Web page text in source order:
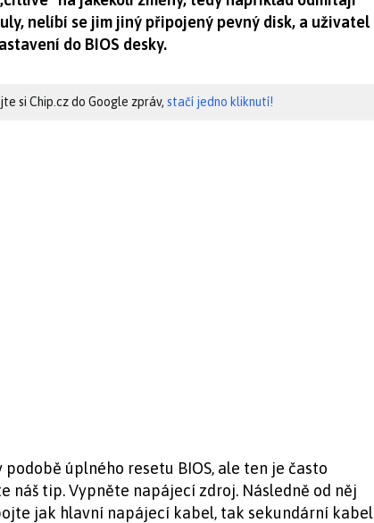
nelíbí se jim jiný připojený pevný disk, a uživatel
do BIOS desky.
si Chip.cz do Google zpráv, stačí jedno kliknutí!
úplného resetu BIOS, ale ten je často
náš tip. Vypněte napájecí zdroj. Následně od něj
jak hlavní napájecí kabel, tak sekundární kabel